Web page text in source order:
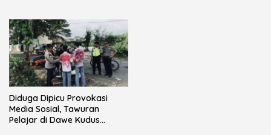
Diduga Dipicu Provokasi
Media Sosial, Tawuran
Pelajar di Dawe Kudus